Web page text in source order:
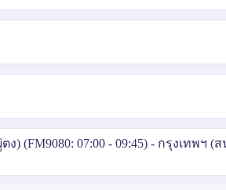
) (FM9080: 07:00 - 09:45) - กรุงเทพฯ